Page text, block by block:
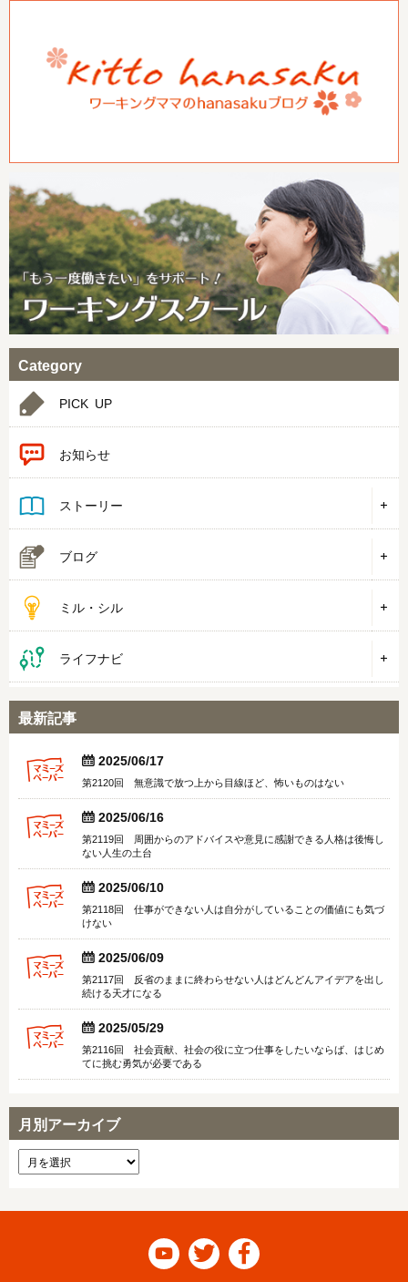
Category
PICK UP
お知らせ
ストーリー
ブログ
ミル・シル
ライフナビ
最新記事
  2025/06/17
第2120回 無意識で放つ上から目線ほど、怖いものはない
  2025/06/16
第2119回 周囲からのアドバイスや意見に感謝できる人格は後悔し
ない人生の土台
  2025/06/10
第2118回 仕事ができない人は自分がしていることの価値にも気づ
けない
  2025/06/09
第2117回 反省のままに終わらせない人はどんどんアイデアを出し
続ける天才になる
  2025/05/29
第2116回 社会貢献、社会の役に立つ仕事をしたいならば、はじめ
てに挑む勇気が必要である
月別アーカイブ
  